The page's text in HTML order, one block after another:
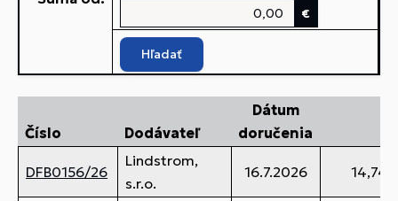
€
Hľadať
Číslo Dodávateľ
Dátum
doručenia
DFB0156/26
Lindstrom,
s.r.o.
16.7.2026 14,74